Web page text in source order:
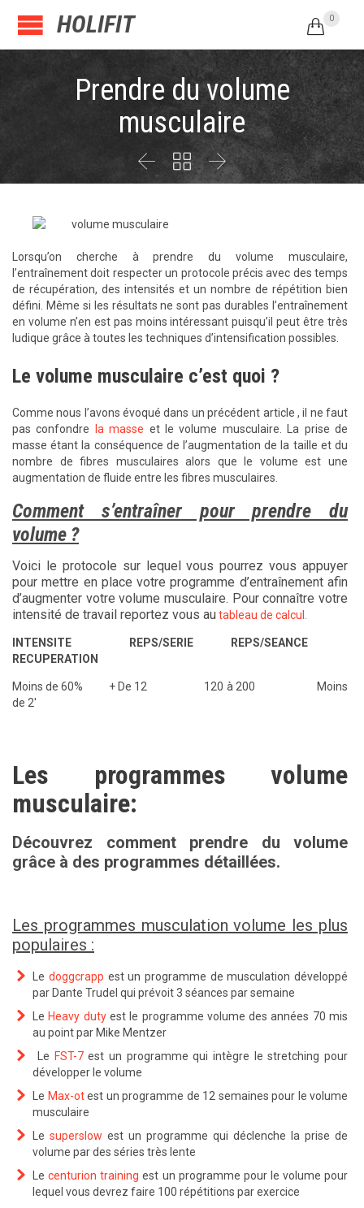
HOLIFIT  0
Prendre du volume
musculaire
  
Lorsqu’on cherche à prendre du volume musculaire,
l’entraînement doit respecter un protocole précis avec des temps
de récupération, des intensités et un nombre de répétition bien
défini. Même si les résultats ne sont pas durables l’entraînement
en volume n’en est pas moins intéressant puisqu’il peut être très
ludique grâce à toutes les techniques d’intensification possibles.
Le volume musculaire c’est quoi ?
Comme nous l’avons évoqué dans un précédent article , il ne faut
pas confondre
la masse et le volume musculaire. La prise de
masse étant la conséquence de l’augmentation de la taille et du
nombre de fibres musculaires alors que le volume est une
augmentation de fluide entre les fibres musculaires.
Comment s’entraîner pour prendre du
volume ?
Voici le protocole sur lequel vous pourrez vous appuyer
pour mettre en place votre programme d’entraînement afin
d’augmenter votre volume musculaire. Pour connaître votre
intensité de travail reportez vous au tableau de calcul.
INTENSITE REPS/SERIE REPS/SEANCE
RECUPERATION
Moins de 60% + De 12 120 à 200 Moins
de 2′
Les programmes volume
musculaire:
Découvrez comment prendre du volume
grâce à des programmes détaillées.
Les programmes musculation volume les plus
populaires :
Le doggcrapp est un programme de musculation développé
par Dante Trudel qui prévoit 3 séances par semaine
Le Heavy dutyest le programme volume des années 70 mis
au point par Mike Mentzer
Le FST-7est un programme qui intègre le stretching pour
développer le volume
Le Max-otest un programme de 12 semaines pour le volume
musculaire
Lesuperslow est un programme qui déclenche la prise de
volume par des séries très lente
Lecenturion training est un programme pour le volume pour
lequel vous devrez faire 100 répétitions par exercice